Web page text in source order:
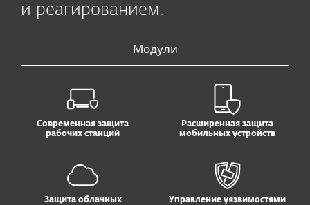
и реагированием.
Модули
Современная защита
рабочих станций
Расширенная защита
мобильных устройств
Защита облачных
Управление уязвимостями